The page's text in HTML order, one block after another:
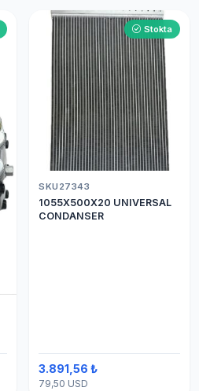
Stokta
SKU27343
1055X500X20 UNIVERSAL
CONDANSER
3.891,56 ₺
79,50 USD